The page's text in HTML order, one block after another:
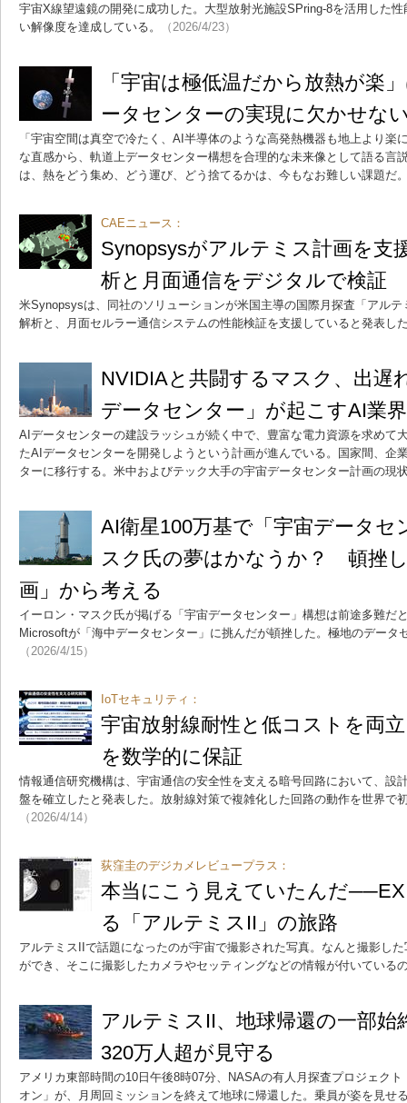
宇宙X線望遠鏡の開発に成功した。大型放射光施設SPring-8を活用した
い解像度を達成している。
（2026/4/23）
「宇宙は極低温だから放熱が楽
ータセンターの実現に欠かせな
「宇宙空間は真空で冷たく、AI半導体のような高発熱機器も地上より
な直感から、軌道上データセンター構想を合理的な未来像として語る言
は、熱をどう集め、どう運び、どう捨てるかは、今もなお難しい課題だ
CAEニュース：
Synopsysがアルテミス計画を
析と月面通信をデジタルで検証
米Synopsysは、同社のソリューションが米国主導の国際月探査「アル
解析と、月面セルラー通信システムの性能検証を支援していると発表し
NVIDIAと共闘するマスク、出
データセンター」が起こすAI業
AIデータセンターの建設ラッシュが続く中で、豊富な電力資源を求めて
たAIデータセンターを開発しようという計画が進んでいる。国家間、企
ターに移行する。米中およびテック大手の宇宙データセンター計画の現
AI衛星100万基で「宇宙データ
スク氏の夢はかなうか？ 頓挫
画」から考える
イーロン・マスク氏が掲げる「宇宙データセンター」構想は前途多難だ
Microsoftが「海中データセンター」に挑んだが頓挫した。極地のデータ
（2026/4/15）
IoTセキュリティ：
宇宙放射線耐性と低コストを両
を数学的に保証
情報通信研究機構は、宇宙通信の安全性を支える暗号回路において、設
盤を確立したと発表した。放射線対策で複雑化した回路の動作を世界で
（2026/4/14）
荻窪圭のデジカメレビュープラス：
本当にこう見えていたんだ
る「アルテミスII」の旅路
アルテミスIIで話題になったのが宇宙で撮影された写真。なんと撮影し
ができ、そこに撮影したカメラやセッティングなどの情報が付いている
アルテミスII、地球帰還の一部
320万人超が見守る
アメリカ東部時間の10日午後8時07分、NASAの有人月探査プロジェク
オン」が、月周回ミッションを終えて地球に帰還した。乗員が姿を見せ